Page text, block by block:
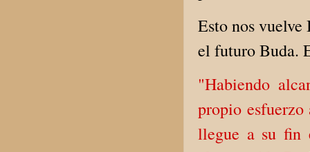
Esto nos
el futuro Buda.
"Habiendo
propio
llegue a su fin